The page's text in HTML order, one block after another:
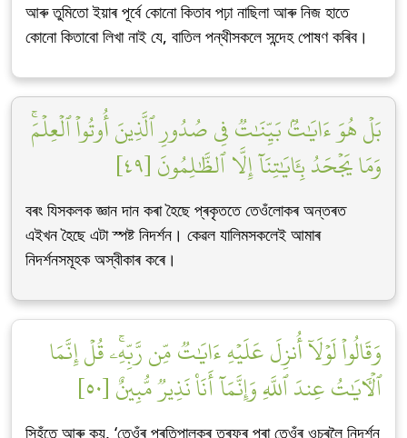
আৰু তুমিতো ইয়াৰ পূৰ্বে কোনো কিতাব পঢ়া নাছিলা আৰু নিজ হাতে
কোনো কিতাবো লিখা নাই যে, বাতিল পন্থীসকলে সন্দেহ পোষণ কৰিব।
بَلۡ هُوَ ءَايَٰتُۢ بَيِّنَٰتٞ فِي صُدُورِ ٱلَّذِينَ أُوتُواْ ٱلۡعِلۡمَۚ
وَمَا يَجۡحَدُ بِـَٔايَٰتِنَآ إِلَّا ٱلظَّٰلِمُونَ [٤٩]
বৰং যিসকলক জ্ঞান দান কৰা হৈছে প্ৰকৃততে তেওঁলোকৰ অন্তৰত
এইখন হৈছে এটা স্পষ্ট নিদৰ্শন। কেৱল যালিমসকলেই আমাৰ
নিদৰ্শনসমূহক অস্বীকাৰ কৰে।
وَقَالُواْ لَوۡلَآ أُنزِلَ عَلَيۡهِ ءَايَٰتٞ مِّن رَّبِّهِۦۚ قُلۡ إِنَّمَا
ٱلۡأٓيَٰتُ عِندَ ٱللَّهِ وَإِنَّمَآ أَنَا۠ نَذِيرٞ مُّبِينٌ [٥٠]
সিহঁতে আৰু কয়, ‘তেওঁৰ প্ৰতিপালকৰ তৰফৰ পৰা তেওঁৰ ওচৰলৈ নিদৰ্শন